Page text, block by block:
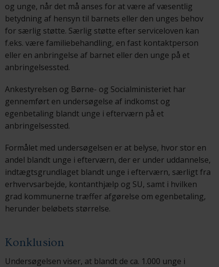
og unge, når det må anses for at være af væsentlig
betydning af hensyn til barnets eller den unges behov
for særlig støtte. Særlig støtte efter serviceloven kan
f.eks. være familiebehandling, en fast kontaktperson
eller en anbringelse af barnet eller den unge på et
anbringelsessted.
Ankestyrelsen og Børne- og Socialministeriet har
gennemført en undersøgelse af indkomst og
egenbetaling blandt unge i efterværn på et
anbringelsessted.
Formålet med undersøgelsen er at belyse, hvor stor en
andel blandt unge i efterværn, der er under uddannelse,
indtægtsgrundlaget blandt unge i efterværn, særligt fra
erhvervsarbejde, kontanthjælp og SU, samt i hvilken
grad kommunerne træffer afgørelse om egenbetaling,
herunder beløbets størrelse.
Konklusion
Undersøgelsen viser, at blandt de ca. 1.000 unge i